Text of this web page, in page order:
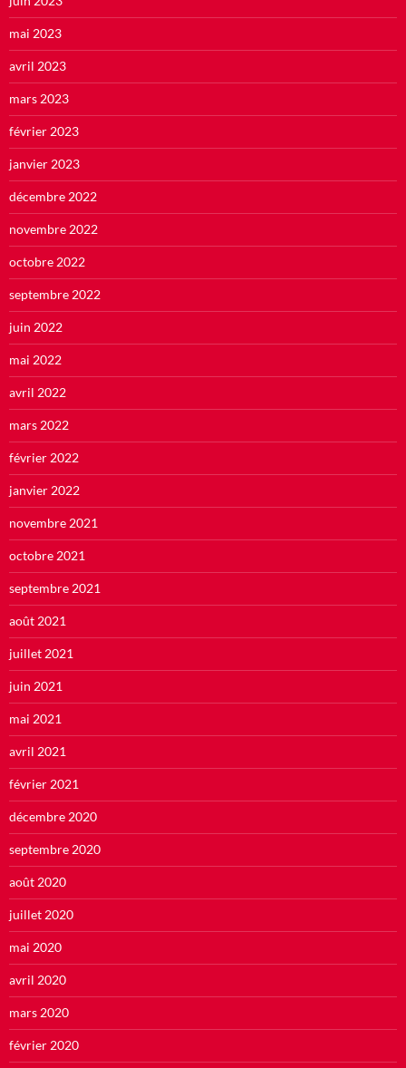
mai 2023
avril 2023
mars 2023
février 2023
janvier 2023
décembre 2022
novembre 2022
octobre 2022
septembre 2022
juin 2022
mai 2022
avril 2022
mars 2022
février 2022
janvier 2022
novembre 2021
octobre 2021
septembre 2021
août 2021
juillet 2021
juin 2021
mai 2021
avril 2021
février 2021
décembre 2020
septembre 2020
août 2020
juillet 2020
mai 2020
avril 2020
mars 2020
février 2020